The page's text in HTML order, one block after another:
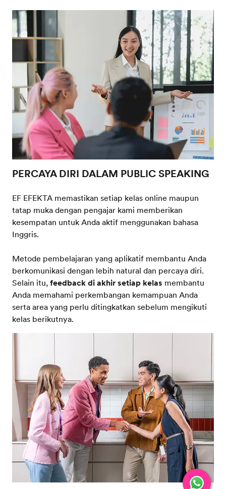
PERCAYA DIRI DALAM PUBLIC SPEAKING
EF EFEKTA memastikan setiap kelas online maupun
tatap muka dengan pengajar kami memberikan
kesempatan untuk Anda aktif menggunakan bahasa
Inggris.
Metode pembelajaran yang aplikatif membantu Anda
berkomunikasi dengan lebih natural dan percaya diri.
Selain itu,feedback di akhir setiap kelas membantu
Anda memahami perkembangan kemampuan Anda
serta area yang perlu ditingkatkan sebelum mengikuti
kelas berikutnya.